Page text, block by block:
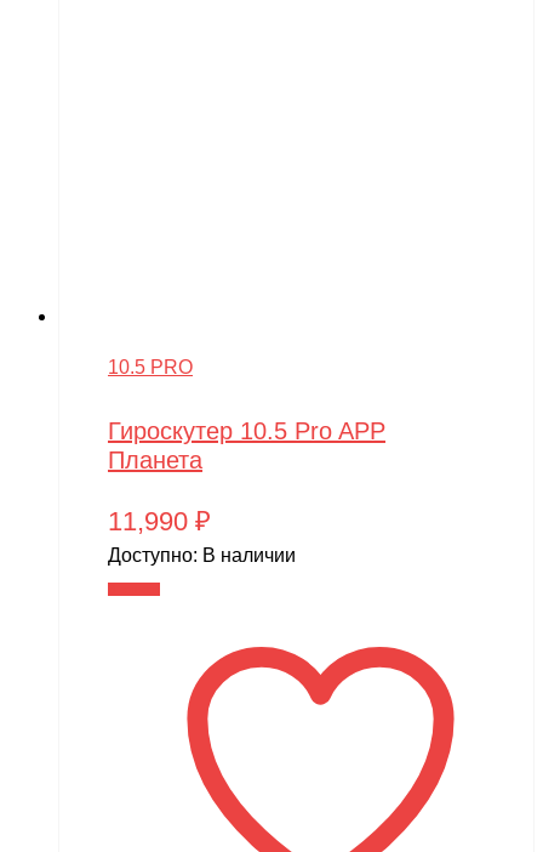
10.5 PRO
Гироскутер 10.5 Pro APP
Планета
11,990 ₽
Доступно: В наличии